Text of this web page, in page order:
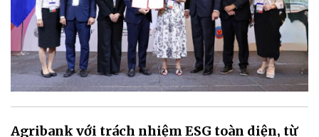
Agribank với trách nhiệm ESG toàn diện, từ